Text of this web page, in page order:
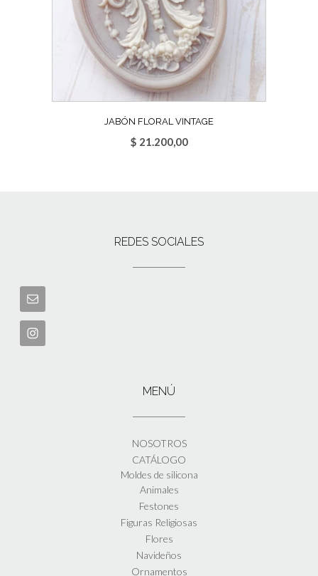
JABÓN FLORAL VINTAGE
$ 21.200,00
REDES SOCIALES
MENÚ
NOSOTROS
CATÁLOGO
Moldes de silicona
Animales
Festones
Figuras Religiosas
Flores
Navideños
Ornamentos